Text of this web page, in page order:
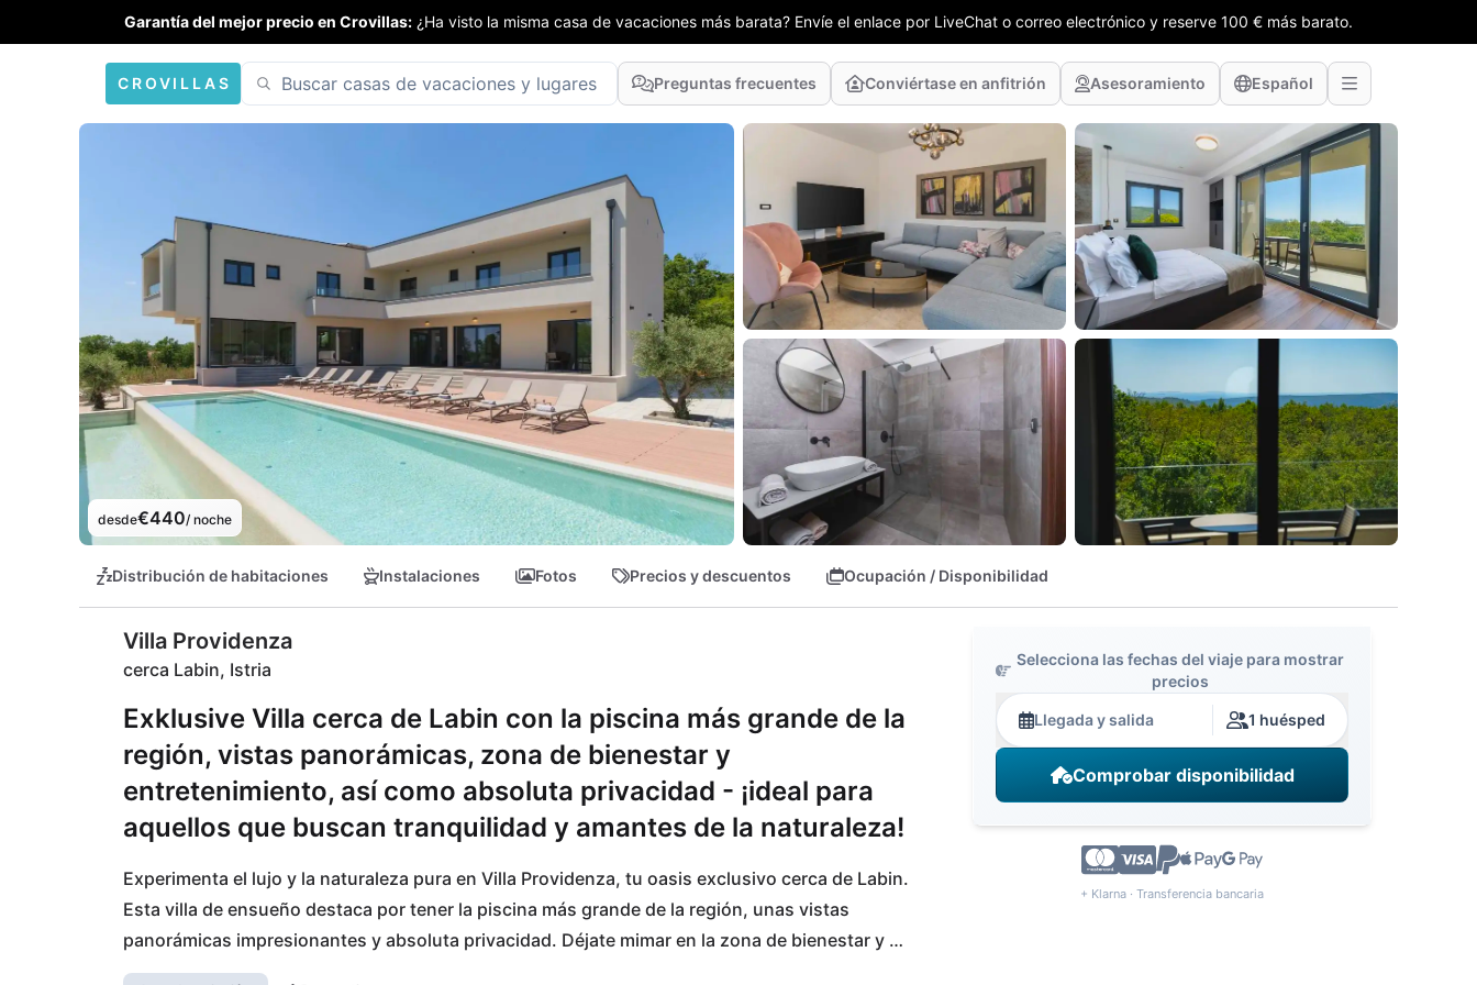
Garantía del mejor precio en Crovillas: ¿Ha visto la misma casa de vacaciones más barata? Envíe el enlace por LiveChat o correo electrónico y reserve 100 € más barato.
CROVILLAS Preguntas frecuentes Conviértase en anfitrión Asesoramiento Español
desde€440/ noche
Distribución de habitaciones Instalaciones Fotos Precios y descuentos Ocupación / Disponibilidad
Villa Providenza
cerca Labin, Istria
Exklusive Villa cerca de Labin con la piscina más grande de la
región, vistas panorámicas, zona de bienestar y
entretenimiento, así como absoluta privacidad - ¡ideal para
aquellos que buscan tranquilidad y amantes de la naturaleza!
Experimenta el lujo y la naturaleza pura en Villa Providenza, tu oasis exclusivo cerca de Labin.
Esta villa de ensueño destaca por tener la piscina más grande de la región, unas vistas
panorámicas impresionantes y absoluta privacidad. Déjate mimar en la zona de bienestar y
entretenimiento o relájate en la playa Biljina, a solo 1200 m de distancia. Las pintorescas
Selecciona las fechas del viaje para mostrar
precios
Llegada y salida 1 huésped
Comprobar disponibilidad
+ Klarna · Transferencia bancaria